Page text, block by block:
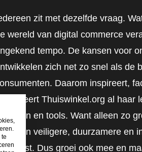
zit met dezelfde vraag.
wereld van digital commerce
tempo. De kansen voor
zich net zo snel als de
Daarom inspireert,
mobiliseert Thuiswinkel.org al haar
inzichten en tools. Want alleen zo
een veiligere, duurzamere en
Dus groei ook mee en